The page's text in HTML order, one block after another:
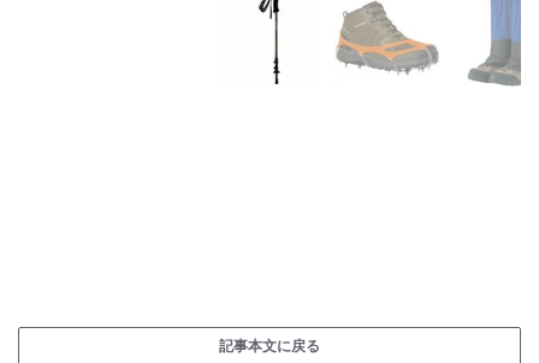
記事本文に戻る